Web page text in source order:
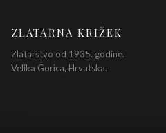
ZLATARNA KRIŽEK
Zlatarstvo od 1935. godine.
Velika Gorica, Hrvatska.